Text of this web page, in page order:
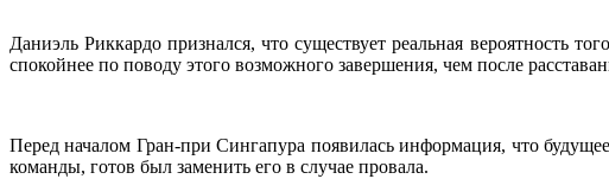
Даниэль Риккардо признался, что существует реальная вероятность
спокойнее по поводу этого возможного завершения, чем после
Перед началом Гран-при Сингапура появилась информация, что
команды, готов был заменить его в случае провала.